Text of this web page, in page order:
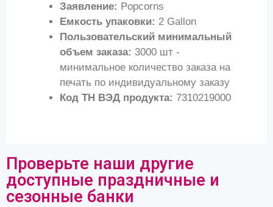
Заявление: Popcorns
Емкость упаковки: 2 Gallon
Пользовательский минимальный
объем заказа: 3000 шт -
минимальное количество заказа на
печать по индивидуальному заказу
Код ТН ВЭД продукта: 7310219000
Проверьте наши другие
доступные праздничные и
сезонные банки